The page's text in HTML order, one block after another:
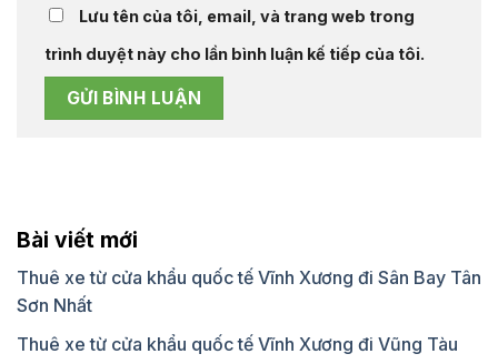
Lưu tên của tôi, email, và trang web trong
trình duyệt này cho lần bình luận kế tiếp của tôi.
Bài viết mới
Thuê xe từ cửa khẩu quốc tế Vĩnh Xương đi Sân Bay Tân
Sơn Nhất
Thuê xe từ cửa khẩu quốc tế Vĩnh Xương đi Vũng Tàu